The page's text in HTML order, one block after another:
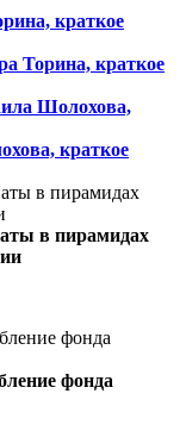
краткое
Торина, краткое
Шолохова,
краткое
в пирамидах
фонда